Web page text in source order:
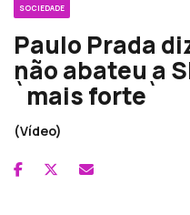
SOCIEDADE
Paulo Prada
não abateu a
`mais forte`
(Vídeo)